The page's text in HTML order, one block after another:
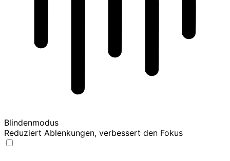
Blindenmodus
Reduziert Ablenkungen, verbessert den Fokus